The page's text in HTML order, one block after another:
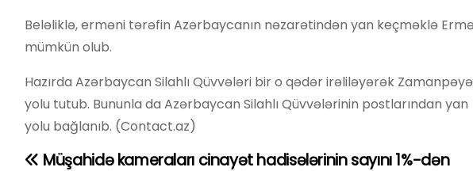
Beləliklə, erməni tərəfin Azərbaycanın nəzarətindən yan keçməklə
mümkün olub.
Hazırda Azərbaycan Silahlı Qüvvələri bir o qədər irəliləyərək
yolu tutub. Bununla da Azərbaycan Silahlı Qüvvələrinin postlarından
yolu bağlanıb. (Contact.az)
Müşahidə kameraları cinayət hadisələrinin sayını 1%-dən